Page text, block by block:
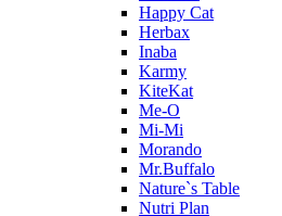
Happy Cat
Herbax
Inaba
Karmy
KiteKat
Me-O
Mi-Мi
Morando
Mr.Buffalo
Nature`s Table
Nutri Plan